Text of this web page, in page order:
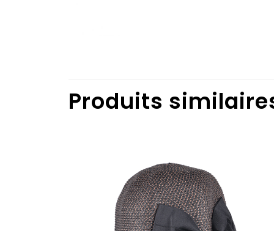
Produits